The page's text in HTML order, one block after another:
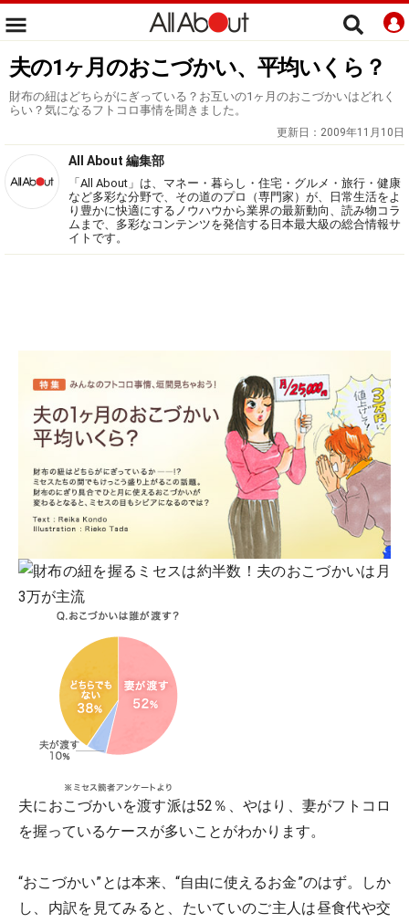
夫の1ヶ月のおこづかい、平均いくら？
財布の紐はどちらがにぎっている？お互いの1ヶ月のおこづかいはどれく
らい？気になるフトコロ事情を聞きました。
更新日： 2009年11月10日
All About 編集部
「All About」は、マネー・暮らし・住宅・グルメ・旅行・健康
など多彩な分野で、その道のプロ（専門家）が、日常生活をよ
り豊かに快適にするノウハウから業界の最新動向、読み物コラ
ムまで、多彩なコンテンツを発信する日本最大級の総合情報サ
イトです。
夫におこづかいを渡す派は52％、やはり、妻がフトコロ
を握っているケースが多いことがわかります。
“おこづかい”とは本来、“自由に使えるお金”のはず。しか
し、内訳を見てみると、たいていのご主人は昼食代や交